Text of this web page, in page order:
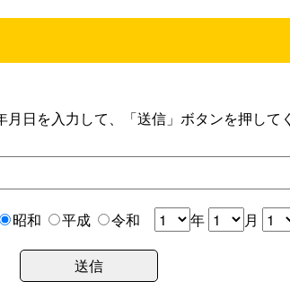
日を入力して、「送信」ボタンを押して
昭和 平成 令和 年 月